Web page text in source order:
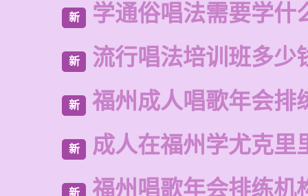
新 学通俗唱法需要学什
新 流行唱法培训班多少
新 福州成人唱歌年会排
新 成人在福州学尤克里
新 福州唱歌年会排练机